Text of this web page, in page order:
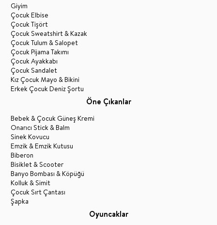
Giyim
Çocuk Elbise
Çocuk Tişört
Çocuk Sweatshirt & Kazak
Çocuk Tulum & Salopet
Çocuk Pijama Takımı
Çocuk Ayakkabı
Çocuk Sandalet
Kız Çocuk Mayo & Bikini
Erkek Çocuk Deniz Şortu
Öne Çıkanlar
Bebek & Çocuk Güneş Kremi
Onarıcı Stick & Balm
Sinek Kovucu
Emzik & Emzik Kutusu
Biberon
Bisiklet & Scooter
Banyo Bombası & Köpüğü
Kolluk & Simit
Çocuk Sırt Çantası
Şapka
Oyuncaklar